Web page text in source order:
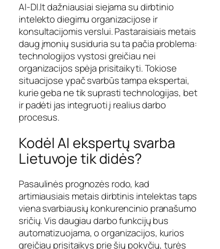
AI-DI.lt dažniausiai siejama su dirbtinio
intelekto diegimu organizacijose ir
konsultacijomis verslui. Pastaraisiais metais
daug įmonių susiduria su ta pačia problema:
technologijos vystosi greičiau nei
organizacijos spėja prisitaikyti. Tokiose
situacijose ypač svarbūs tampa ekspertai,
kurie geba ne tik suprasti technologijas, bet
ir padėti jas integruoti į realius darbo
procesus.
Kodėl AI ekspertų svarba
Lietuvoje tik didės?
Pasaulinės prognozės rodo, kad
artimiausiais metais dirbtinis intelektas taps
viena svarbiausių konkurencinio pranašumo
sričių. Vis daugiau darbo funkcijų bus
automatizuojama, o organizacijos, kurios
greičiau prisitaikys prie šių pokyčių, turės